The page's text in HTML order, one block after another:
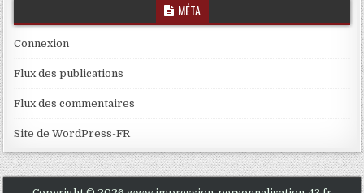
MÉTA
Connexion
Flux des publications
Flux des commentaires
Site de WordPress-FR